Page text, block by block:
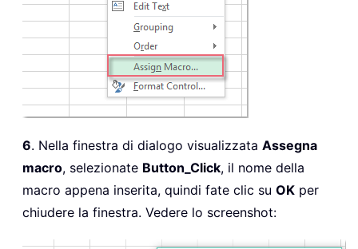
6. Nella finestra di dialogo visualizzata Assegna
macro, selezionate Button_Click, il nome della
macro appena inserita, quindi fate clic su OK per
chiudere la finestra. Vedere lo screenshot: